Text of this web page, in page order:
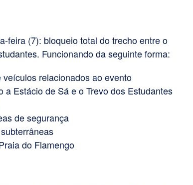
feira (7): bloqueio total do trecho entre o
Funcionando da seguinte forma:
relacionados ao evento
Estácio de Sá e o Trevo dos Estudantes
de segurança
do Flamengo